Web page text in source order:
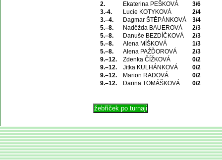
2.
Ekaterina PEŠKOVÁ
3/6
3.-4.
Lucie KOTYKOVÁ
2/4
3.–4.
Dagmar ŠTĚPÁNKOVÁ
3/4
5.–8.
Naděžda BAUEROVÁ
2/3
5.–8.
Danuše BEZDÍČKOVÁ
2/3
5.–8.
Alena MÍŠKOVÁ
1/3
5.–8.
Alena PAŽĎOROVÁ
2/3
9.–12.
Zdenka ČÍŽKOVÁ
0/2
9.–12.
Jitka KULHÁNKOVÁ
0/2
9.–12.
Marion RADOVÁ
0/2
9.–12.
Darina TOMÁŠKOVÁ 0/2